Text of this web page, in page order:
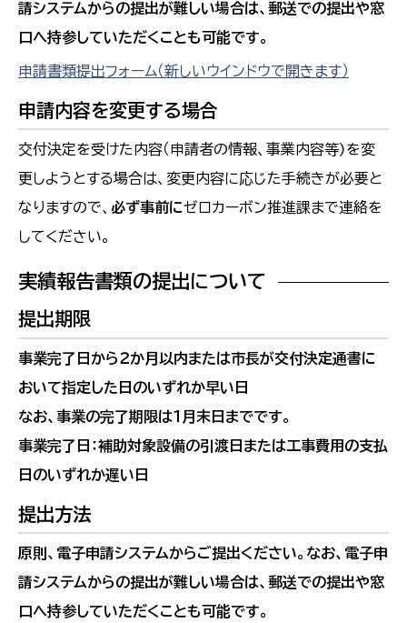
請システムからの提出が難しい場合は、郵送での提出や窓
口へ持参していただくことも可能です。
申請書類提出フォーム（新しいウインドウで開きます）
申請内容を変更する場合
交付決定を受けた内容（申請者の情報、事業内容等)を変
更しようとする場合は、変更内容に応じた手続きが必要と
なりますので、 必ず事前にゼロカーボン推進課まで連絡を
してください。
実績報告書類の提出について
提出期限
事業完了日から２か月以内または市長が交付決定通書に
おいて指定した日のいずれか早い日
なお、事業の完了期限は１月末日までです。
事業完了日：補助対象設備の引渡日または工事費用の支払
日のいずれか遅い日
提出方法
原則、電子申請システムからご提出ください。なお、電子申
請システムからの提出が難しい場合は、郵送での提出や窓
口へ持参していただくことも可能です。